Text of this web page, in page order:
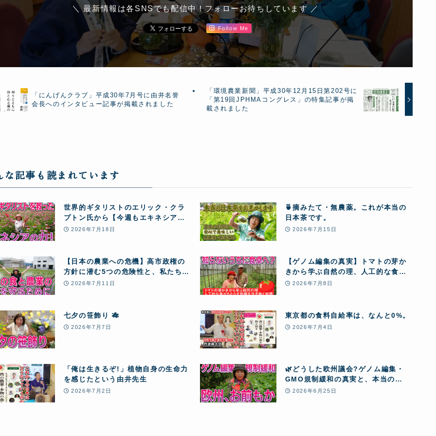
＼ 最新情報は各SNSでも配信中！フォローお待ちしています ／
Follow Me
「にんげんクラブ」平成30年7月号に由井名誉
会長へのインタビュー記事が掲載されました
「環境農業新聞」平成30年12月15日第202号に
「第19回JPHMAコングレス」の特集記事が掲
載されました
な記事も読まれています
世界的ギタリストのエリック・クラ
プトン氏から【今週もエキネシア酵
素12本】のリピート注文が届きまし
2026年7月18日
🍵摘みたて・無農薬。これが本当の
日本茶です。
2026年7月15日
【日本の農業への危機】高市政権の
方針に潜む5つの危険性と、私たちが
「自然農」のクラウドファンディン
2026年7月11日
【ゲノム編集の真実】トマトの芽か
きから学ぶ自然の理、人工的な食が
もたらす危機を生き抜く知恵
2026年7月8日
七夕の笹飾り 🎋
2026年7月7日
東京都の食料自給率は、なんと0%。
2026年7月4日
「俺は生きるぞ!」植物自身の生命力
を感じたという由井先生
2026年7月2日
🌿どうした欧州議会?ゲノム編集・
GMO規制緩和の真実と、本当の
「食」
2026年6月25日